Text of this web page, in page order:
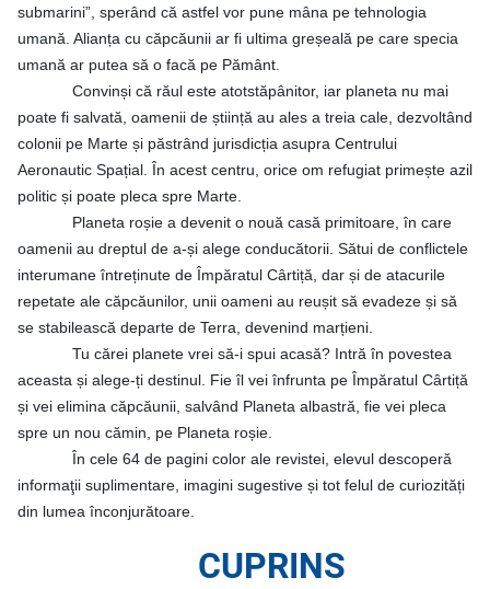
submarini”, sperând că astfel vor pune mâna pe tehnologia
umană. Alianța cu căpcăunii ar fi ultima greșeală pe care specia
umană ar putea să o facă pe Pământ.
Convinși că răul este atotstăpânitor, iar planeta nu mai
poate fi salvată, oamenii de știință au ales a treia cale, dezvoltând
colonii pe Marte și păstrând jurisdicția asupra Centrului
Aeronautic Spațial. În acest centru, orice om refugiat primește azil
politic și poate pleca spre Marte.
Planeta roșie a devenit o nouă casă primitoare, în care
oamenii au dreptul de a-și alege conducătorii. Sătui de conflictele
interumane întreținute de Împăratul Cârtiță, dar și de atacurile
repetate ale căpcăunilor, unii oameni au reușit să evadeze și să
se stabilească departe de Terra, devenind marțieni.
Tu cărei planete vrei să-i spui acasă? Intră în povestea
aceasta și alege-ți destinul. Fie îl vei înfrunta pe Împăratul Cârtiță
și vei elimina căpcăunii, salvând Planeta albastră, fie vei pleca
spre un nou cămin, pe Planeta roșie.
În cele 64 de pagini color ale revistei, elevul descoperă
informaţii suplimentare, imagini sugestive și tot felul de curiozități
din lumea înconjurătoare.
CUPRINS